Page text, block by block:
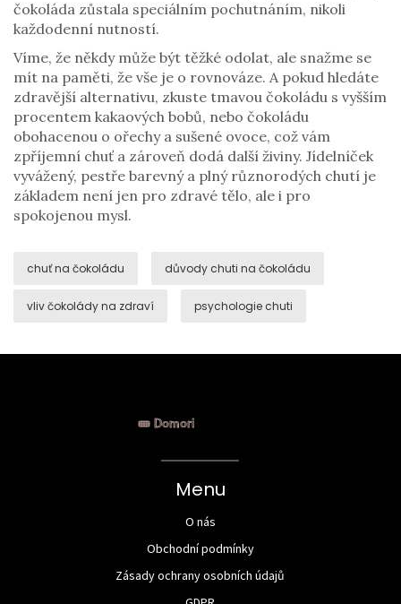
čokoláda zůstala speciálním pochutnáním, nikoli
každodenní nutností.
Víme, že někdy může být těžké odolat, ale snažme se
mít na paměti, že vše je o rovnováze. A pokud hledáte
zdravější alternativu, zkuste tmavou čokoládu s vyšším
procentem kakaových bobů, nebo čokoládu
obohacenou o ořechy a sušené ovoce, což vám
zpříjemní chuť a zároveň dodá další živiny. Jídelníček
vyvážený, pestře barevný a plný různorodých chutí je
základem není jen pro zdravé tělo, ale i pro
spokojenou mysl.
chuť na čokoládu důvody chuti na čokoládu
vliv čokolády na zdraví psychologie chuti
Menu
O nás
Obchodní podmínky
Zásady ochrany osobních údajů